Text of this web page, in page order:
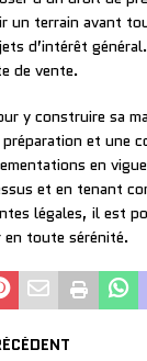
un terrain avant
d’intérêt
de vente.
y construire sa
et une
en
et en tenant
légales, il est
en toute sérénité.